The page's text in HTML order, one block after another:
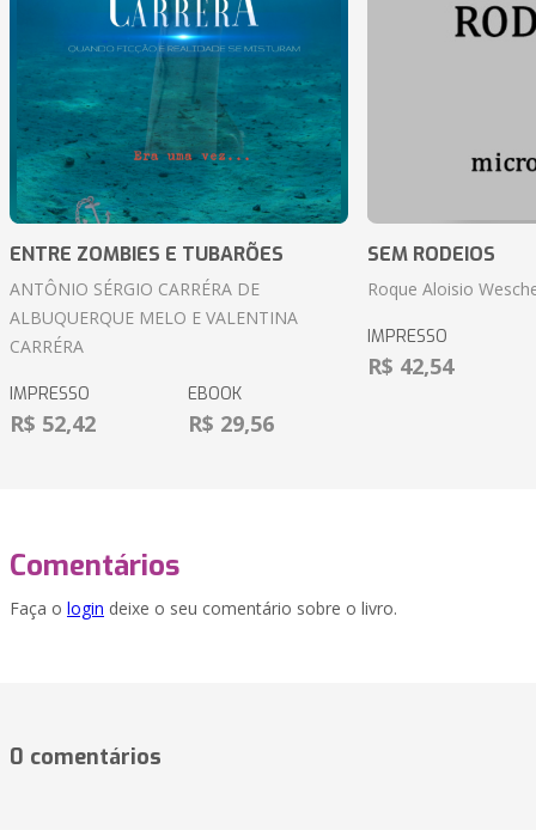
ENTRE ZOMBIES E TUBARÕES
ANTÔNIO SÉRGIO CARRÉRA DE
ALBUQUERQUE MELO E VALENTINA
CARRÉRA
IMPRESSO
R$ 52,42
EBOOK
R$ 29,56
SEM RODEIOS
Roque Aloisio
IMPRESSO
R$ 42,54
Comentários
Faça o login deixe o seu comentário sobre o livro.
0 comentários